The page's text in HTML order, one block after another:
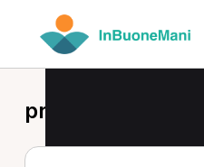
prima visita in